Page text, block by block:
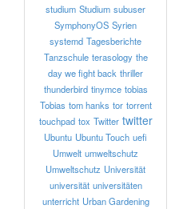
studium Studium subuser
SymphonyOS Syrien
systemd Tagesberichte
Tanzschule terasology the
day we fight back thriller
thunderbird tinymce tobias
Tobias tom hanks tor torrent
touchpad tox Twitter twitter
Ubuntu Ubuntu Touch uefi
Umwelt umweltschutz
Umweltschutz Universität
universität universitäten
unterricht Urban Gardening